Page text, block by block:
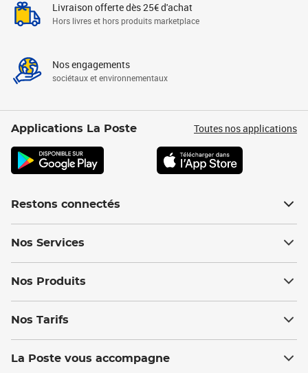
Livraison offerte dès 25€ d'achat
Hors livres et hors produits marketplace
Nos engagements
sociétaux et environnementaux
Applications La Poste Toutes nos applications
Restons connectés
Nos Services
Nos Produits
Nos Tarifs
La Poste vous accompagne